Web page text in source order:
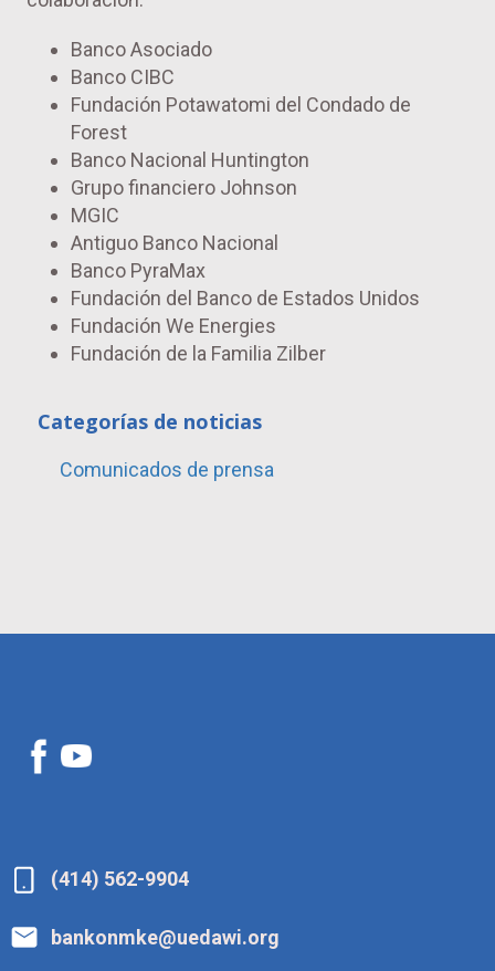
Banco Asociado
Banco CIBC
Fundación Potawatomi del Condado de
Forest
Banco Nacional Huntington
Grupo financiero Johnson
MGIC
Antiguo Banco Nacional
Banco PyraMax
Fundación del Banco de Estados Unidos
Fundación We Energies
Fundación de la Familia Zilber
Categorías de noticias
Comunicados de prensa
(414) 562-9904
bankonmke@uedawi.org